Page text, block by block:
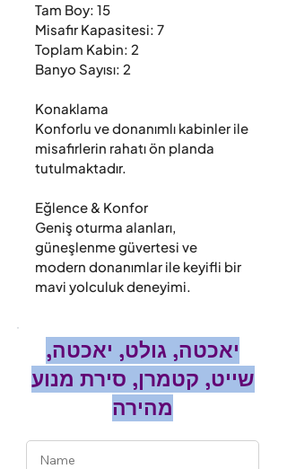
Tam Boy: 15
Misafir Kapasitesi: 7
Toplam Kabin: 2
Banyo Sayısı: 2
Konaklama
Konforlu ve donanımlı kabinler ile
misafirlerin rahatı ön planda
tutulmaktadır.
Eğlence & Konfor
Geniş oturma alanları,
güneşlenme güvertesi ve
modern donanımlar ile keyifli bir
mavi yolculuk deneyimi.
יאכטה, גולט, יאכטה,
שייט, קטמרן, סירת מנוע
מהירה